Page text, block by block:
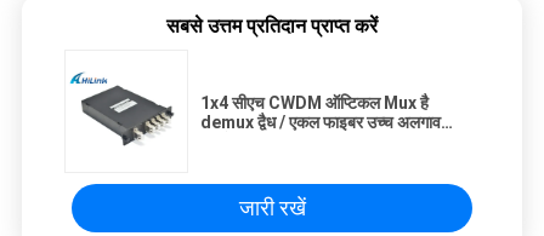
सबसे उत्तम प्रतिदान प्राप्त करें
1x4 सीएच CWDM ऑप्टिकल Mux है
demux द्वैध / एकल फाइबर उच्च अलगाव
जारी रखें